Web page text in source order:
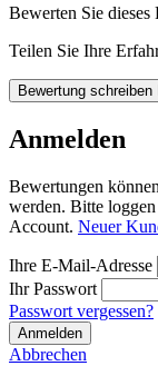
Bewerten Sie dieses
Teilen Sie Ihre
Bewertung schreiben
Anmelden
Bewertungen
werden. Bitte loggen
Account. Neuer
Ihre E-Mail-Adresse
Ihr Passwort
Passwort vergessen?
Anmelden
Abbrechen